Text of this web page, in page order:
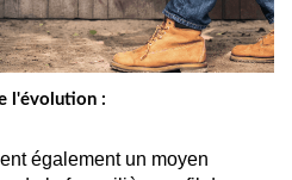
l'évolution :
également un moyen